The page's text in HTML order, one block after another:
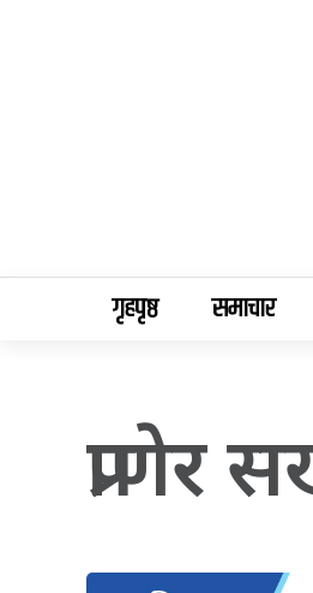
गृहपृष्ठ समाचार
प्राणेर